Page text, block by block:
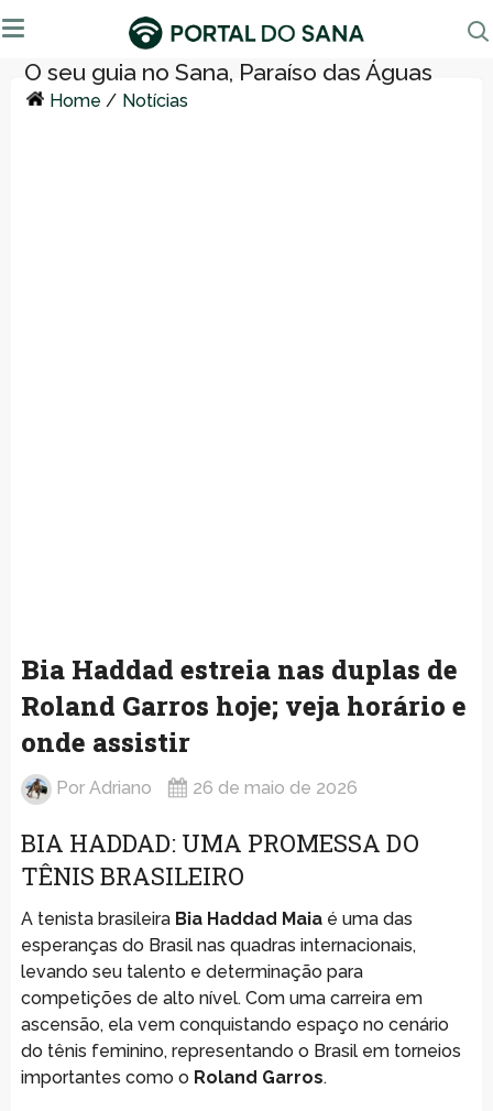
Home / Notícias
Bia Haddad estreia nas duplas de
Roland Garros hoje; veja horário e
onde assistir
Por Adriano 26 de maio de 2026
BIA HADDAD: UMA PROMESSA DO
TÊNIS BRASILEIRO
A tenista brasileira Bia Haddad Maiaé uma das
esperanças do Brasil nas quadras internacionais,
levando seu talento e determinação para
competições de alto nível. Com uma carreira em
ascensão, ela vem conquistando espaço no cenário
do tênis feminino, representando o Brasil em torneios
importantes como o Roland Garros.